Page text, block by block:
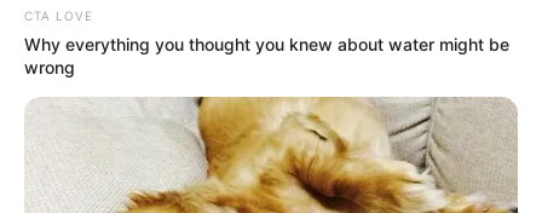
CTA LOVE
Why everything you thought you knew about water might be
wrong